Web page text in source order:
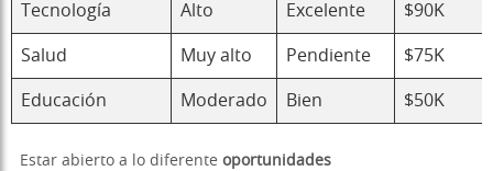
Tecnología Alto Excelente $90K
Salud Muy alto Pendiente $75K
Educación Moderado Bien $50K
Estar abierto a lo diferente oportunidades